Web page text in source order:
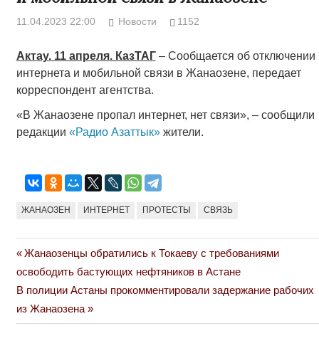
11.04.2023 22:00 Новости 1152
Актау. 11 апреля. КазТАГ– Сообщается об отключении
интернета и мобильной связи в Жанаозене, передает
корреспондент агентства.
«В Жанаозене пропал интернет, нет связи», – сообщили
редакции «Радио Азаттык»жители.
ЖАНАОЗЕН ИНТЕРНЕТ ПРОТЕСТЫ СВЯЗЬ
Навигация
по
записям
Previous
Post:
Жанаозенцы обратились к Токаеву с требованиями
освободить бастующих нефтяников в Астане
Next
Post:
В полиции Астаны прокомментировали задержание рабочих
из Жанаозена